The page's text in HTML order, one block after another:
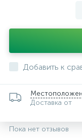
Добавить к
Доставка от
Пока нет отзывов